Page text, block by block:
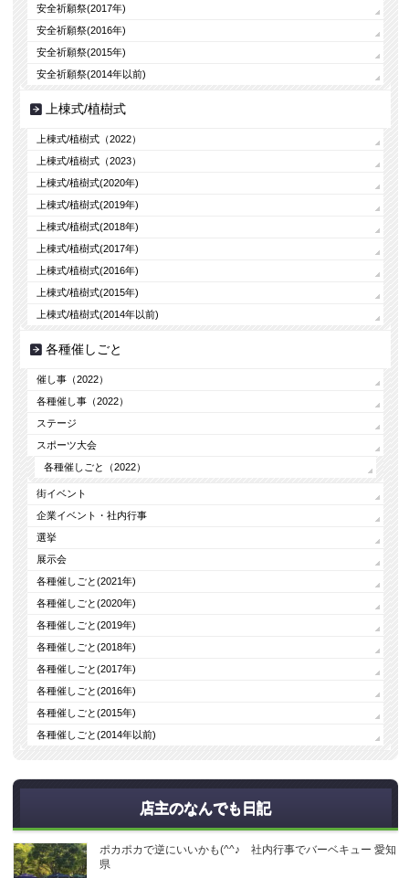
安全祈願祭(2017年)
安全祈願祭(2016年)
安全祈願祭(2015年)
安全祈願祭(2014年以前)
上棟式/植樹式
上棟式/植樹式（2022）
上棟式/植樹式（2023）
上棟式/植樹式(2020年)
上棟式/植樹式(2019年)
上棟式/植樹式(2018年)
上棟式/植樹式(2017年)
上棟式/植樹式(2016年)
上棟式/植樹式(2015年)
上棟式/植樹式(2014年以前)
各種催しごと
催し事（2022）
各種催し事（2022）
ステージ
スポーツ大会
各種催しごと（2022）
街イベント
企業イベント・社内行事
選挙
展示会
各種催しごと(2021年)
各種催しごと(2020年)
各種催しごと(2019年)
各種催しごと(2018年)
各種催しごと(2017年)
各種催しごと(2016年)
各種催しごと(2015年)
各種催しごと(2014年以前)
店主のなんでも日記
ポカポカで逆にいいかも(^^♪ 社内行事でバーベキュー 愛知
県